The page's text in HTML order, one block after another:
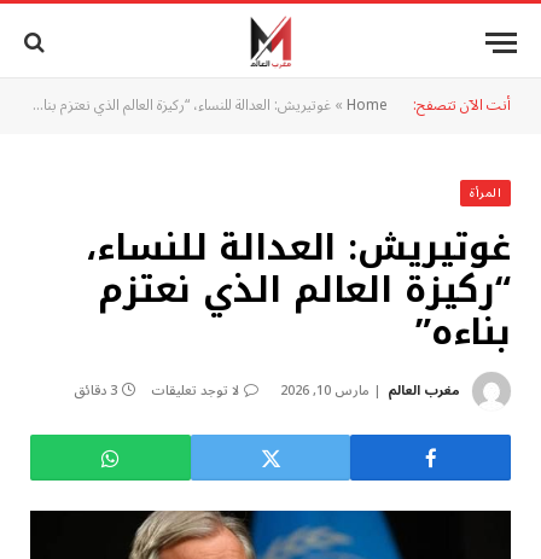
أنت الآن تتصفح: Home
»غوتيريش: العدالة للنساء، “ركيزة العالم الذي نعتزم بناءه”
المرأة
غوتيريش: العدالة للنساء،
“ركيزة العالم الذي نعتزم
بناءه”
مغرب العالم مارس 10, 2026 لا توجد تعليقات 3 دقائق